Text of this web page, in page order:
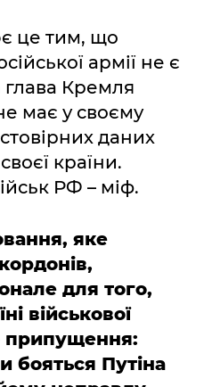
це тим, що
армії не є
глава Кремля
має у своєму
даних
країни.
РФ – міф.
яке
для того,
військової
припущення:
бояться Путіна